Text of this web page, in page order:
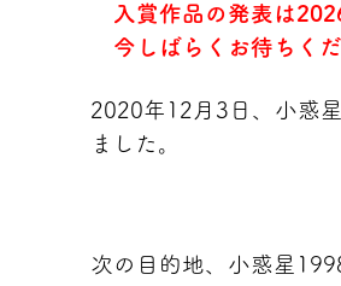
入賞作品の発表は
今しばらくお待ちくだ
2020年12月3日、小惑
ました。
次の目的地、小惑星